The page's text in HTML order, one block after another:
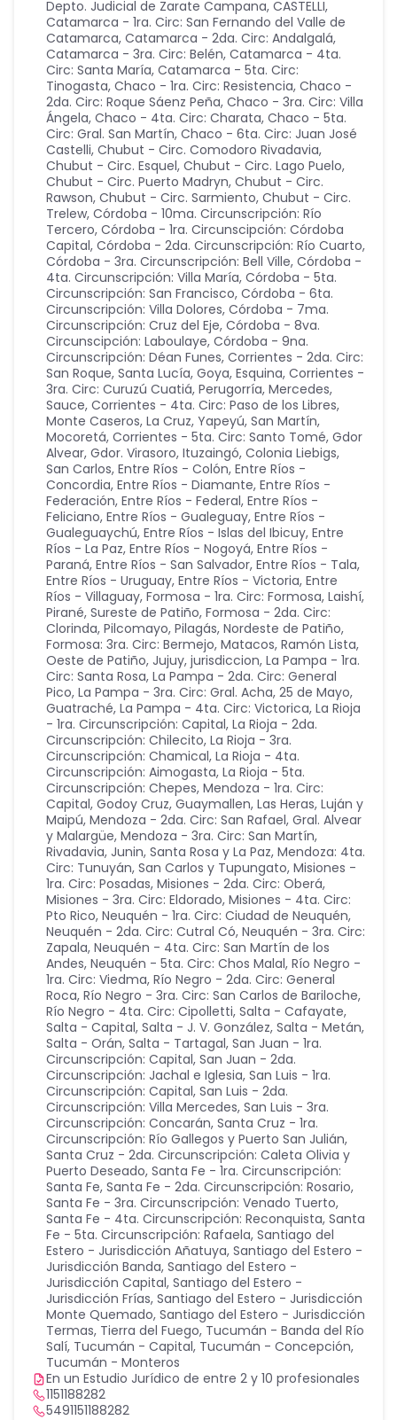
Depto. Judicial de Zarate Campana, CASTELLI,
Catamarca - 1ra. Circ: San Fernando del Valle de
Catamarca, Catamarca - 2da. Circ: Andalgalá,
Catamarca - 3ra. Circ: Belén, Catamarca - 4ta.
Circ: Santa María, Catamarca - 5ta. Circ:
Tinogasta, Chaco - 1ra. Circ: Resistencia, Chaco -
2da. Circ: Roque Sáenz Peña, Chaco - 3ra. Circ: Villa
Ángela, Chaco - 4ta. Circ: Charata, Chaco - 5ta.
Circ: Gral. San Martín, Chaco - 6ta. Circ: Juan José
Castelli, Chubut - Circ. Comodoro Rivadavia,
Chubut - Circ. Esquel, Chubut - Circ. Lago Puelo,
Chubut - Circ. Puerto Madryn, Chubut - Circ.
Rawson, Chubut - Circ. Sarmiento, Chubut - Circ.
Trelew, Córdoba - 10ma. Circunscripción: Río
Tercero, Córdoba - 1ra. Circunscipción: Córdoba
Capital, Córdoba - 2da. Circunscripción: Río Cuarto,
Córdoba - 3ra. Circunscripción: Bell Ville, Córdoba -
4ta. Circunscripción: Villa María, Córdoba - 5ta.
Circunscripción: San Francisco, Córdoba - 6ta.
Circunscripción: Villa Dolores, Córdoba - 7ma.
Circunscripción: Cruz del Eje, Córdoba - 8va.
Circunscipción: Laboulaye, Córdoba - 9na.
Circunscripción: Déan Funes, Corrientes - 2da. Circ:
San Roque, Santa Lucía, Goya, Esquina, Corrientes -
3ra. Circ: Curuzú Cuatiá, Perugorría, Mercedes,
Sauce, Corrientes - 4ta. Circ: Paso de los Libres,
Monte Caseros, La Cruz, Yapeyú, San Martín,
Mocoretá, Corrientes - 5ta. Circ: Santo Tomé, Gdor
Alvear, Gdor. Virasoro, Ituzaingó, Colonia Liebigs,
San Carlos, Entre Ríos - Colón, Entre Ríos -
Concordia, Entre Ríos - Diamante, Entre Ríos -
Federación, Entre Ríos - Federal, Entre Ríos -
Feliciano, Entre Ríos - Gualeguay, Entre Ríos -
Gualeguaychú, Entre Ríos - Islas del Ibicuy, Entre
Ríos - La Paz, Entre Ríos - Nogoyá, Entre Ríos -
Paraná, Entre Ríos - San Salvador, Entre Ríos - Tala,
Entre Ríos - Uruguay, Entre Ríos - Victoria, Entre
Ríos - Villaguay, Formosa - 1ra. Circ: Formosa, Laishí,
Pirané, Sureste de Patiño, Formosa - 2da. Circ:
Clorinda, Pilcomayo, Pilagás, Nordeste de Patiño,
Formosa: 3ra. Circ: Bermejo, Matacos, Ramón Lista,
Oeste de Patiño, Jujuy, jurisdiccion, La Pampa - 1ra.
Circ: Santa Rosa, La Pampa - 2da. Circ: General
Pico, La Pampa - 3ra. Circ: Gral. Acha, 25 de Mayo,
Guatraché, La Pampa - 4ta. Circ: Victorica, La Rioja
- 1ra. Circunscripción: Capital, La Rioja - 2da.
Circunscripción: Chilecito, La Rioja - 3ra.
Circunscripción: Chamical, La Rioja - 4ta.
Circunscripción: Aimogasta, La Rioja - 5ta.
Circunscripción: Chepes, Mendoza - 1ra. Circ:
Capital, Godoy Cruz, Guaymallen, Las Heras, Luján y
Maipú, Mendoza - 2da. Circ: San Rafael, Gral. Alvear
y Malargüe, Mendoza - 3ra. Circ: San Martín,
Rivadavia, Junin, Santa Rosa y La Paz, Mendoza: 4ta.
Circ: Tunuyán, San Carlos y Tupungato, Misiones -
1ra. Circ: Posadas, Misiones - 2da. Circ: Oberá,
Misiones - 3ra. Circ: Eldorado, Misiones - 4ta. Circ:
Pto Rico, Neuquén - 1ra. Circ: Ciudad de Neuquén,
Neuquén - 2da. Circ: Cutral Có, Neuquén - 3ra. Circ:
Zapala, Neuquén - 4ta. Circ: San Martín de los
Andes, Neuquén - 5ta. Circ: Chos Malal, Río Negro -
1ra. Circ: Viedma, Río Negro - 2da. Circ: General
Roca, Río Negro - 3ra. Circ: San Carlos de Bariloche,
Río Negro - 4ta. Circ: Cipolletti, Salta - Cafayate,
Salta - Capital, Salta - J. V. González, Salta - Metán,
Salta - Orán, Salta - Tartagal, San Juan - 1ra.
Circunscripción: Capital, San Juan - 2da.
Circunscripción: Jachal e Iglesia, San Luis - 1ra.
Circunscripción: Capital, San Luis - 2da.
Circunscripción: Villa Mercedes, San Luis - 3ra.
Circunscripción: Concarán, Santa Cruz - 1ra.
Circunscripción: Río Gallegos y Puerto San Julián,
Santa Cruz - 2da. Circunscripción: Caleta Olivia y
Puerto Deseado, Santa Fe - 1ra. Circunscripción:
Santa Fe, Santa Fe - 2da. Circunscripción: Rosario,
Santa Fe - 3ra. Circunscripción: Venado Tuerto,
Santa Fe - 4ta. Circunscripción: Reconquista, Santa
Fe - 5ta. Circunscripción: Rafaela, Santiago del
Estero - Jurisdicción Añatuya, Santiago del Estero -
Jurisdicción Banda, Santiago del Estero -
Jurisdicción Capital, Santiago del Estero -
Jurisdicción Frías, Santiago del Estero - Jurisdicción
Monte Quemado, Santiago del Estero - Jurisdicción
Termas, Tierra del Fuego, Tucumán - Banda del Río
Salí, Tucumán - Capital, Tucumán - Concepción,
Tucumán - Monteros
En un Estudio Jurídico de entre 2 y 10 profesionales
1151188282
5491151188282